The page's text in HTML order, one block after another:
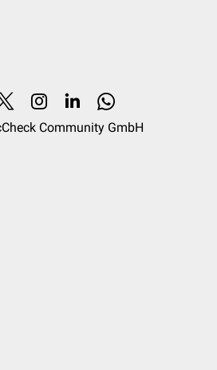
Community GmbH